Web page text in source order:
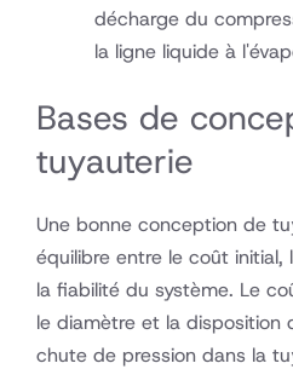
décharge du
la ligne liquide à
Bases de
tuyauterie
Une bonne conception de
équilibre entre le coût
la fiabilité du système. Le
le diamètre et la disposition
chute de pression dans la